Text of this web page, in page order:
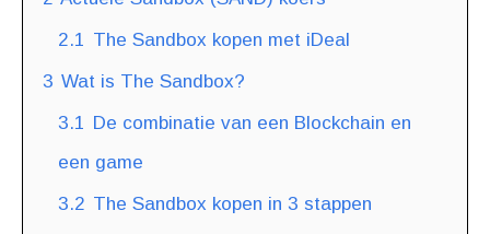
2.1 The Sandbox kopen met iDeal
3 Wat is The Sandbox?
3.1 De combinatie van een Blockchain en
een game
3.2 The Sandbox kopen in 3 stappen